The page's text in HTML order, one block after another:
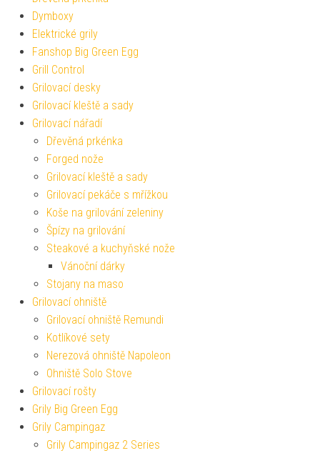
Dymboxy
Elektrické grily
Fanshop Big Green Egg
Grill Control
Grilovací desky
Grilovací kleště a sady
Grilovací nářadí
Dřevěná prkénka
Forged nože
Grilovací kleště a sady
Grilovací pekáče s mřížkou
Koše na grilování zeleniny
Špízy na grilování
Steakové a kuchyňské nože
Vánoční dárky
Stojany na maso
Grilovací ohniště
Grilovací ohniště Remundi
Kotlíkové sety
Nerezová ohniště Napoleon
Ohniště Solo Stove
Grilovací rošty
Grily Big Green Egg
Grily Campingaz
Grily Campingaz 2 Series